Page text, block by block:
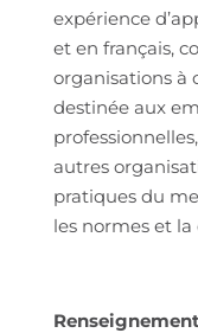
expérience
et en français,
organisations à
destinée aux
autres
pratiques du
les normes et